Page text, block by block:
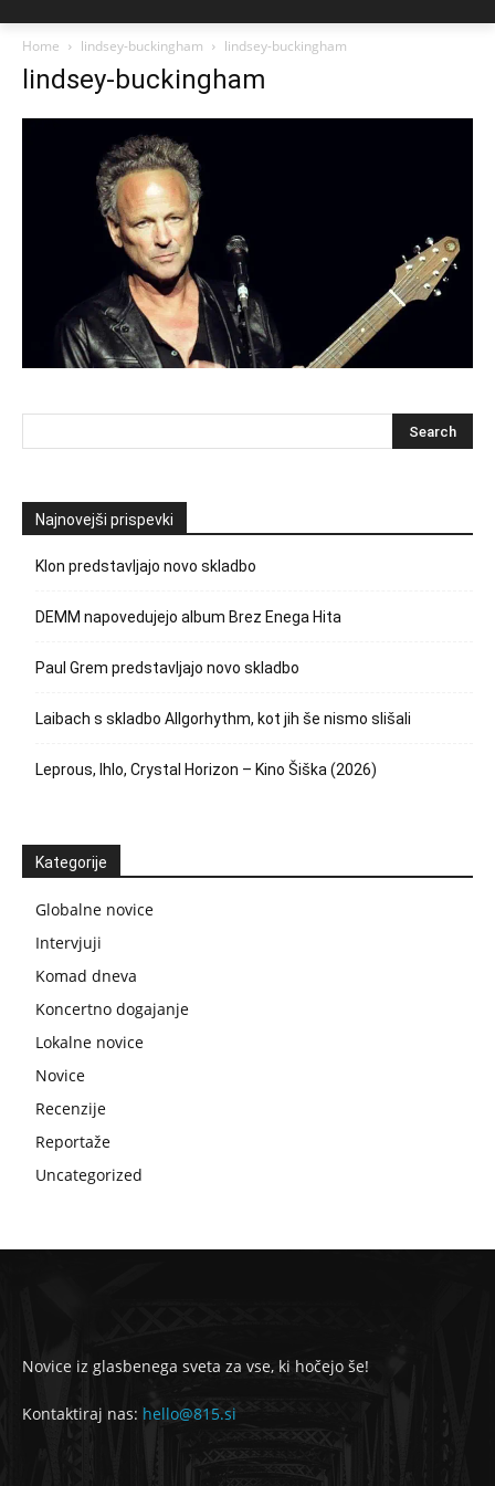
Home lindsey-buckingham lindsey-buckingham
lindsey-buckingham
Najnovejši prispevki
Klon predstavljajo novo skladbo
DEMM napovedujejo album Brez Enega Hita
Paul Grem predstavljajo novo skladbo
Laibach s skladbo Allgorhythm, kot jih še nismo slišali
Leprous, Ihlo, Crystal Horizon – Kino Šiška (2026)
Kategorije
Globalne novice
Intervjuji
Komad dneva
Koncertno dogajanje
Lokalne novice
Novice
Recenzije
Reportaže
Uncategorized
Novice iz glasbenega sveta za vse, ki hočejo še!
Kontaktiraj nas: hello@815.si